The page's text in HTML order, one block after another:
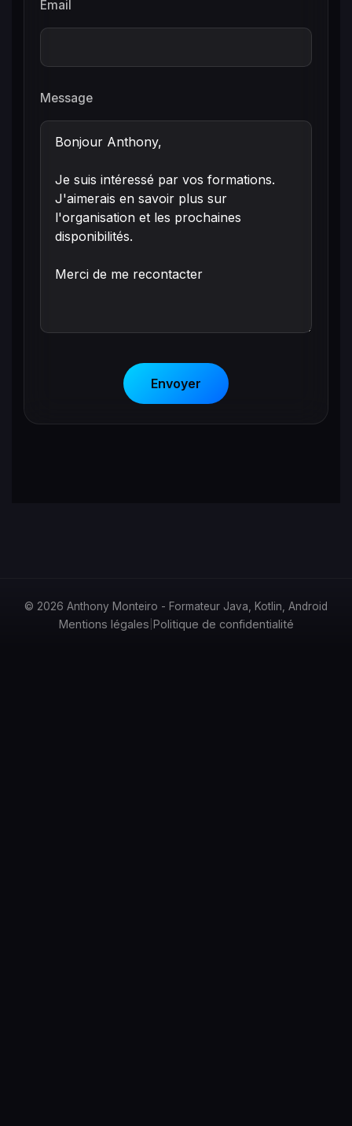
Email
Message
Envoyer
© 2026 Anthony Monteiro - Formateur Java, Kotlin, Android
Mentions légales Politique de confidentialité